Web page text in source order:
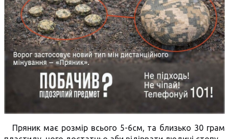
Пряник має розмір всього 5-6см, та близько 30 грам